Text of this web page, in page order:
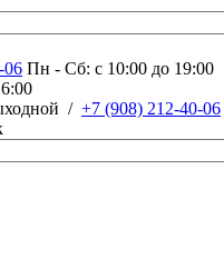
06 Пн - Сб: c 10:00 до 19:00
/ +7 (908) 212-40-06